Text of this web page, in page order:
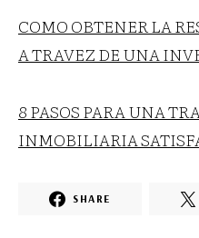
COMO OBTENER LA
A TRAVEZ DE UNA
8 PASOS PARA UNA
INMOBILIARIA
SHARE